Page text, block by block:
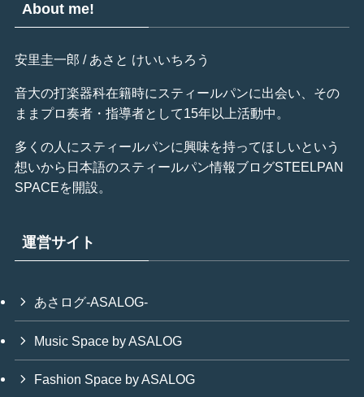
About me!
安里圭一郎 / あさと けいいちろう
音大の打楽器科在籍時にスティールパンに出会い、その
ままプロ奏者・指導者として15年以上活動中。
多くの人にスティールパンに興味を持ってほしいという
想いから日本語のスティールパン情報ブログSTEELPAN
SPACEを開設。
運営サイト
あさログ-ASALOG-
Music Space by ASALOG
Fashion Space by ASALOG